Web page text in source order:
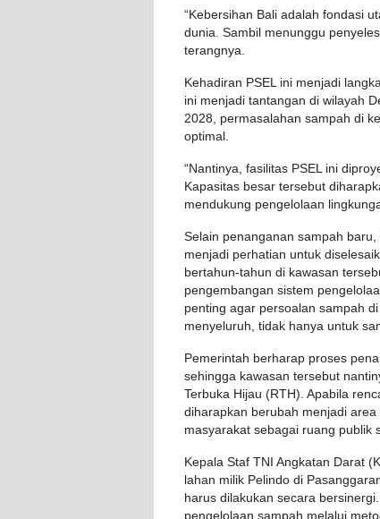
“Kebersihan Bali adalah fondasi
dunia. Sambil menunggu
terangnya.
Kehadiran PSEL ini menjadi
ini menjadi tantangan di wilayah
2028, permasalahan sampah di
optimal.
“Nantinya, fasilitas PSEL ini
Kapasitas besar tersebut
mendukung pengelolaan
Selain penanganan sampah
menjadi perhatian untuk
bertahun-tahun di kawasan
pengembangan sistem
penting agar persoalan sampah
menyeluruh, tidak hanya untuk
Pemerintah berharap proses
sehingga kawasan tersebut
Terbuka Hijau (RTH). Apabila
diharapkan berubah menjadi
masyarakat sebagai ruang publik
Kepala Staf TNI Angkatan Darat
lahan milik Pelindo di
harus dilakukan secara
pengelolaan sampah melalui